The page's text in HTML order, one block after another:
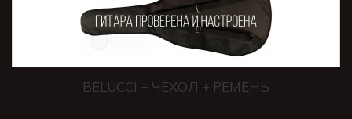
BELUCCI + ЧЕХОЛ + РЕМЕНЬ